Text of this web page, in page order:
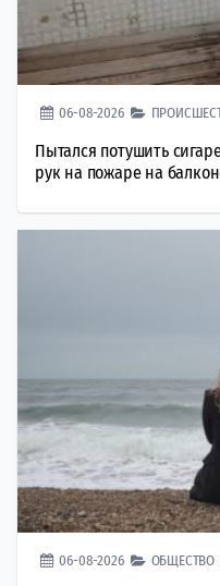
06-08-2026
Пытался потушить
рук на пожаре на
06-08-2026 ОБЩЕСТВО